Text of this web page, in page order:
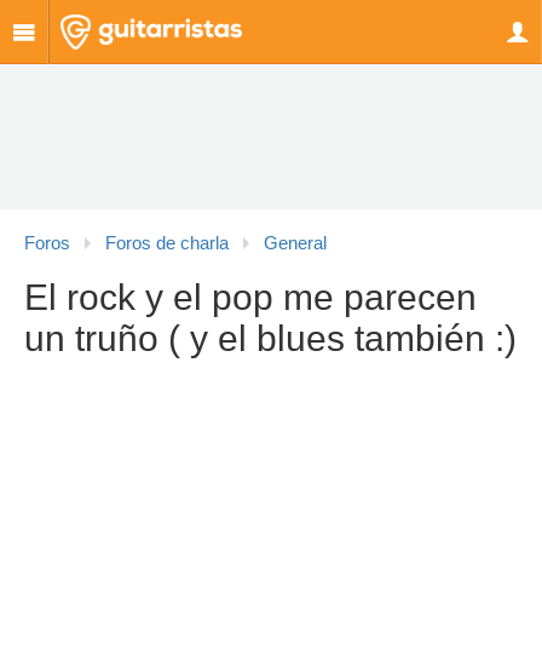
Foros Foros de charla General
El rock y el pop me parecen
un truño ( y el blues también :)